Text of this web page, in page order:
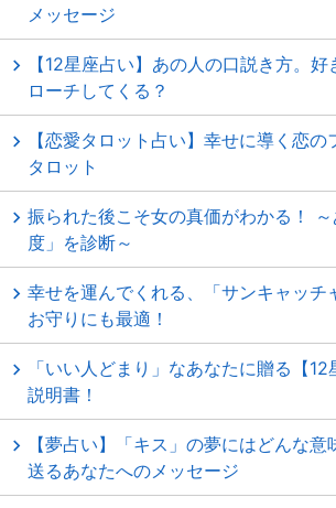
メッセージ
【12星座占い】あの人の口説き方。
ローチしてくる？
【恋愛タロット占い】幸せに導く恋の
タロット
振られた後こそ女の真価がわかる！
度」を診断～
幸せを運んでくれる、「サンキャッチ
お守りにも最適！
「いい人どまり」なあなたに贈る【
説明書！
【夢占い】「キス」の夢にはどんな
送るあなたへのメッセージ